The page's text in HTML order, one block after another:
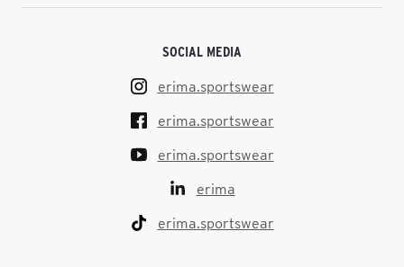
SOCIAL MEDIA
erima.sportswear
erima.sportswear
erima.sportswear
erima
erima.sportswear